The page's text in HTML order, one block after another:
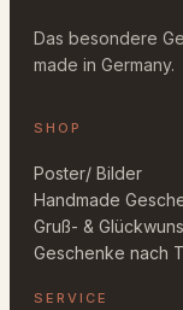
Das besondere
made in Germany.
SHOP
Poster/ Bilder
Handmade
Gruß- &
Geschenke nach
SERVICE